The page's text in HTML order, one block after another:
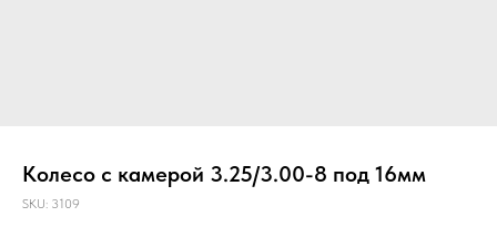
Колесо c камерой 3.25/3.00-8 под 16мм
SKU: 3109